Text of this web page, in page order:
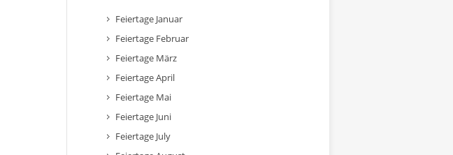
Feiertage Januar
Feiertage Februar
Feiertage März
Feiertage April
Feiertage Mai
Feiertage Juni
Feiertage July